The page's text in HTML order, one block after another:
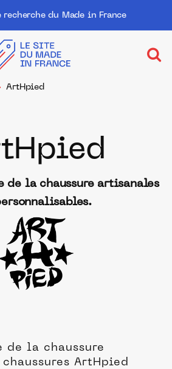
recherche du Made in France
ArtHpied
de la chaussure artisanales
de la chaussure
ArtHpied